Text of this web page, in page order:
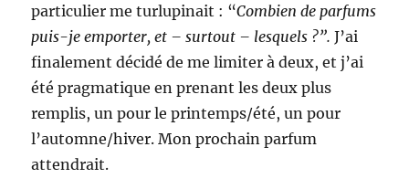
particulier me turlupinait : “Combien de parfums
puis-je emporter, et – surtout – lesquels ?”. J’ai
finalement décidé de me limiter à deux, et j’ai
été pragmatique en prenant les deux plus
remplis, un pour le printemps/été, un pour
l’automne/hiver. Mon prochain parfum
attendrait.